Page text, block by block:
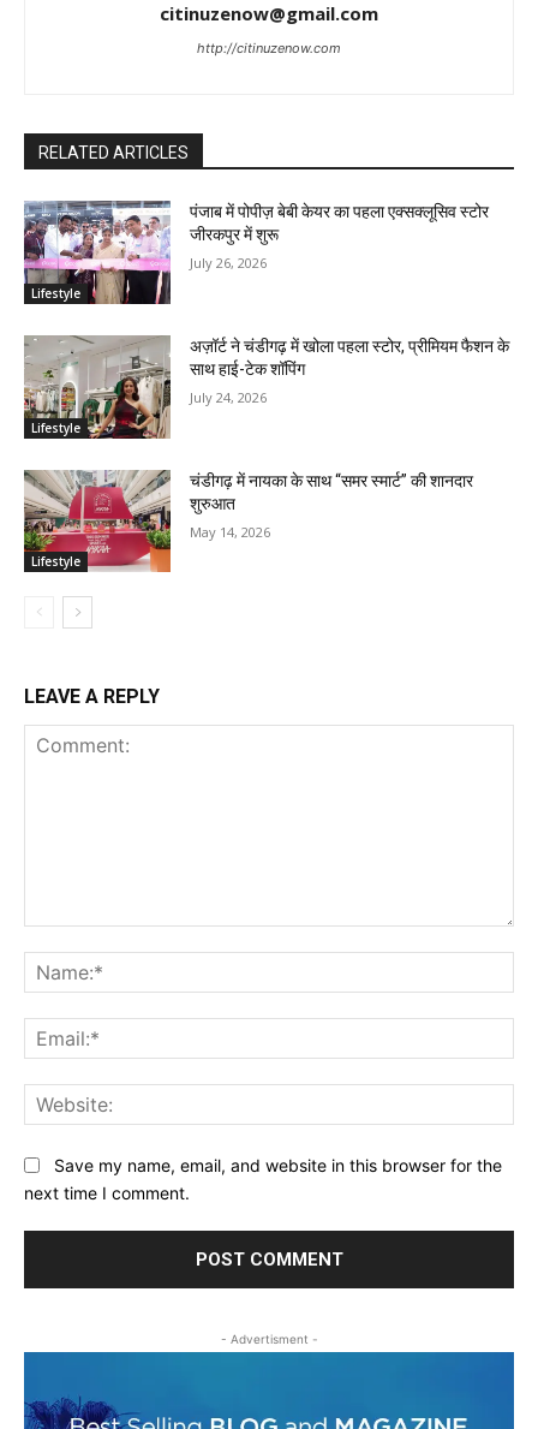
citinuzenow@gmail.com
http://citinuzenow.com
RELATED ARTICLES
Lifestyle
पंजाब में पोपीज़ बेबी केयर का पहला एक्सक्लूसिव स्टोर
जीरकपुर में शुरू
July 26, 2026
Lifestyle
अज़ॉर्ट ने चंडीगढ़ में खोला पहला स्टोर, प्रीमियम फैशन के
साथ हाई-टेक शॉपिंग
July 24, 2026
Lifestyle
चंडीगढ़ में नायका के साथ “समर स्मार्ट” की शानदार
शुरुआत
May 14, 2026
LEAVE A REPLY
Save my name, email, and website in this browser for the
next time I comment.
- Advertisment -